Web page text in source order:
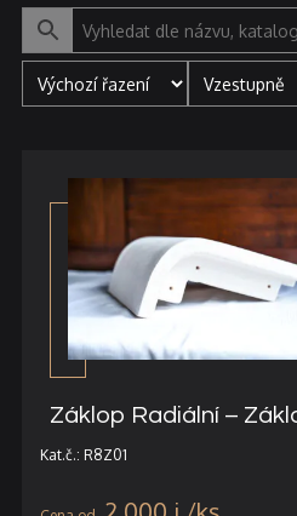
Záklop Radiální –
Kat.č.: R8Z01